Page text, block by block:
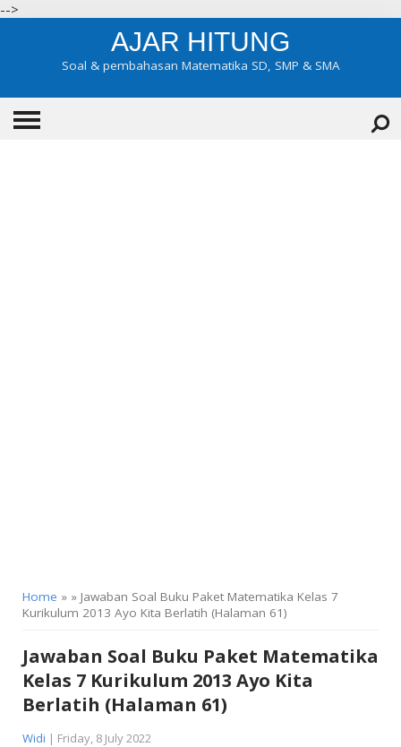
-->
AJAR HITUNG
Soal & pembahasan Matematika SD, SMP & SMA
Home » » Jawaban Soal Buku Paket Matematika Kelas 7
Kurikulum 2013 Ayo Kita Berlatih (Halaman 61)
Jawaban Soal Buku Paket Matematika
Kelas 7 Kurikulum 2013 Ayo Kita
Berlatih (Halaman 61)
Widi | Friday, 8 July 2022